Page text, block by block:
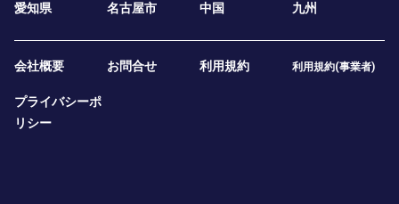
愛知県
名古屋市 中国 九州
会社概要 お問合せ 利用規約 利用規約(事業者)
プライバシーポ
リシー